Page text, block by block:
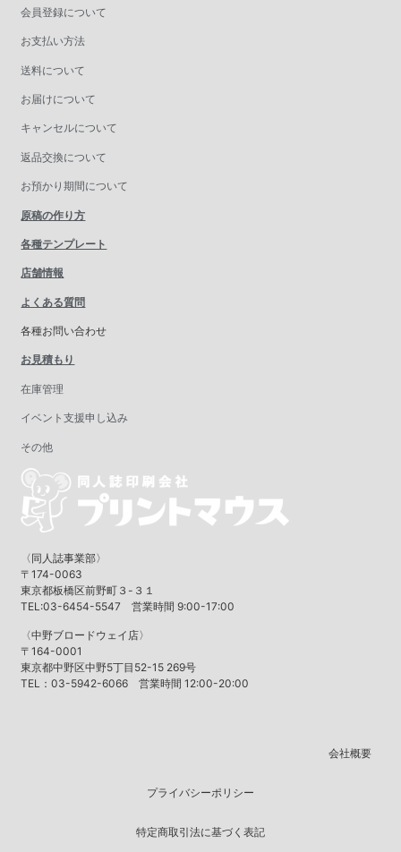
会員登録について
お支払い方法
送料について
お届けについて
キャンセルについて
返品交換について
お預かり期間について
原稿の作り方
各種テンプレート
店舗情報
よくある質問
各種お問い合わせ
お見積もり
在庫管理
イベント支援申し込み
その他
〈同人誌事業部〉
〒174-0063
東京都板橋区前野町３-３１
TEL:03-6454-5547 営業時間 9:00-17:00
〈中野ブロードウェイ店〉
〒164-0001
東京都中野区中野5丁目52-15 269号
TEL：03-5942-6066 営業時間 12:00-20:00
会社概要
プライバシーポリシー
特定商取引法に基づく表記